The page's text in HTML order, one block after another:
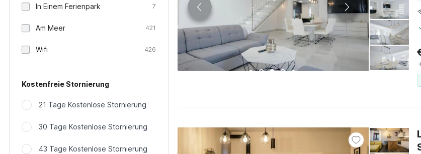
In Einem Ferienpark 7
Am Meer 421
Wifi 426
Kostenfreie Stornierung
21 Tage Kostenlose Stornierung
30 Tage Kostenlose Stornierung
43 Tage Kostenlose Stornierung